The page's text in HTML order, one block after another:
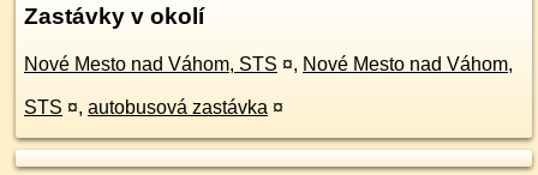
Zastávky v okolí
Nové Mesto nad Váhom, STS ¤, Nové Mesto nad Váhom,
STS ¤, autobusová zastávka ¤